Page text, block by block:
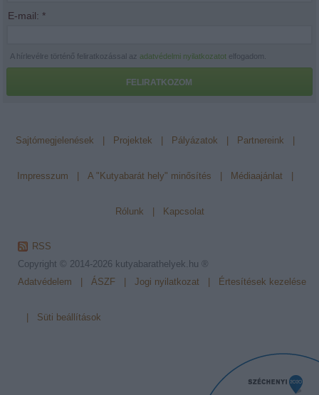
E-mail: *
A hírlevélre történő feliratkozással azadatvédelmi nyilatkozatot elfogadom.
FELIRATKOZOM
Sajtómegjelenések Projektek Pályázatok Partnereink
Impresszum A "Kutyabarát hely" minősítés Médiaajánlat
Rólunk Kapcsolat
RSS
Copyright © 2014-2026 kutyabarathelyek.hu ®
Adatvédelem
ÁSZF Jogi nyilatkozat Értesítések kezelése
Süti beállítások